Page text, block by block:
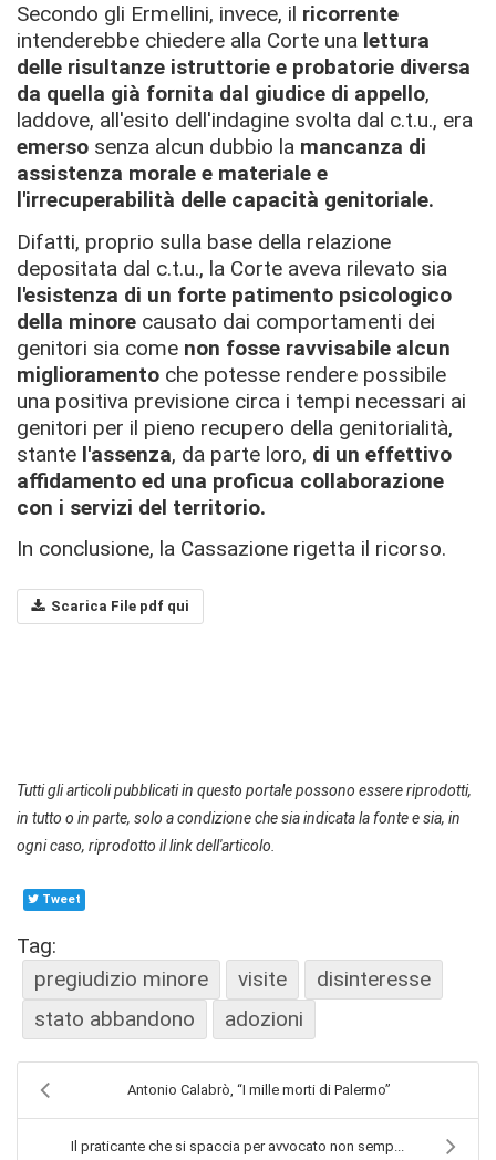
Secondo gli Ermellini, invece, il ricorrente
intenderebbe chiedere alla Corte una lettura
delle risultanze istruttorie e probatorie diversa
da quella già fornita dal giudice di appello,
laddove, all'esito dell'indagine svolta dal c.t.u., era
emerso senza alcun dubbio la mancanza di
assistenza morale e materiale e
l'irrecuperabilità delle capacità genitoriale.
Difatti, proprio sulla base della relazione
depositata dal c.t.u., la Corte aveva rilevato sia
l'esistenza di un forte patimento psicologico
della minore causato dai comportamenti dei
genitori sia come non fosse ravvisabile alcun
miglioramento che potesse rendere possibile
una positiva previsione circa i tempi necessari ai
genitori per il pieno recupero della genitorialità,
stante l'assenza, da parte loro, di un effettivo
affidamento ed una proficua collaborazione
con i servizi del territorio.
In conclusione, la Cassazione rigetta il ricorso.
Scarica File pdf qui
Tutti gli articoli pubblicati in questo portale possono essere riprodotti,
in tutto o in parte, solo a condizione che sia indicata la fonte e sia, in
ogni caso, riprodotto il link dell'articolo.
Tweet
Tag:
pregiudizio minore
visite
disinteresse
stato abbandono
adozioni
Antonio Calabrò, “I mille morti di Palermo”
Il praticante che si spaccia per avvocato non semp...